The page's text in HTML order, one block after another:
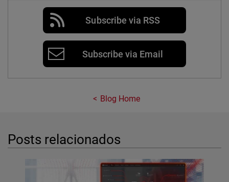
Subscribe via RSS
Subscribe via Email
Blog Home
Posts relacionados